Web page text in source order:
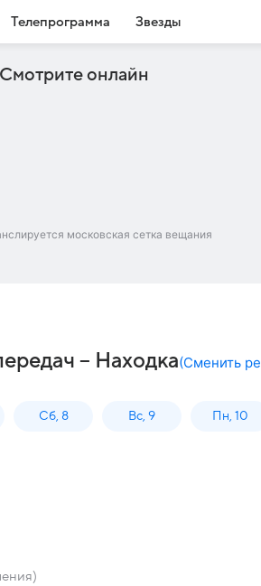
Телепрограмма Звезды
Смотрите онлайн
московская сетка вещания
– Находка(Сменить
Сб, 8 Вс, 9 Пн, 10